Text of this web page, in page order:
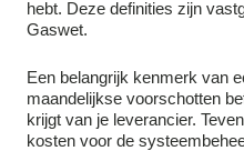
hebt. Deze definities zijn
Gaswet.
Een belangrijk kenmerk van
maandelijkse voorschotten
krijgt van je leverancier.
kosten voor de